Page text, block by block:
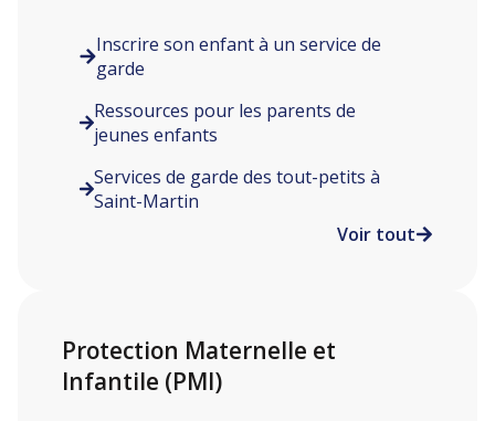
Inscrire son enfant à un service de
garde
Ressources pour les parents de
jeunes enfants
Services de garde des tout-petits à
Saint-Martin
Voir tout
Protection Maternelle et
Infantile (PMI)